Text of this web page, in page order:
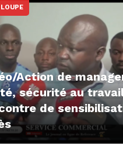
Action de
sécurité au
de